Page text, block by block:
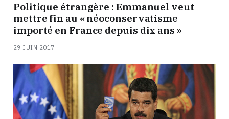
Politique étrangère : Emmanuel veut
mettre fin au « néoconservatisme
importé en France depuis dix ans »
29 JUIN 2017